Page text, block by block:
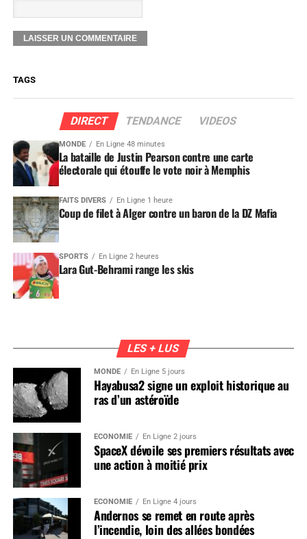
TAGS
DIRECT TENDANCE VIDEOS
MONDE En Ligne 48 minutes
La bataille de Justin Pearson contre une carte
électorale qui étouffe le vote noir à Memphis
FAITS DIVERS En Ligne 1 heure
Coup de filet à Alger contre un baron de la DZ Mafia
SPORTS En Ligne 2 heures
Lara Gut-Behrami range les skis
LES + LUS
MONDE En Ligne 5 jours
Hayabusa2 signe un exploit historique au
ras d’un astéroïde
ÉCONOMIE En Ligne 2 jours
SpaceX dévoile ses premiers résultats avec
une action à moitié prix
ÉCONOMIE En Ligne 4 jours
Andernos se remet en route après
l’incendie, loin des allées bondées